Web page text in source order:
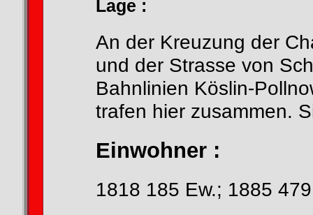
Lage :
An der Kreuzung der
und der Strasse von
Bahnlinien Köslin-
trafen hier zusammen.
Einwohner :
1818 185 Ew.; 1885